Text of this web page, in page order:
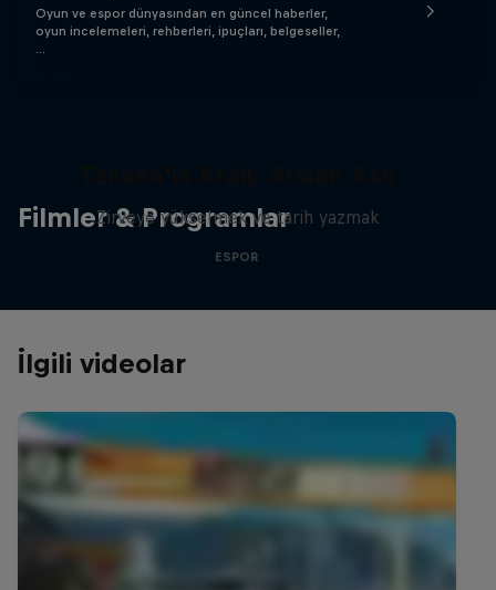
Oyun ve espor dünyasından en güncel haberler,
oyun incelemeleri, rehberleri, ipuçları, belgeseller,
Filmler & Programlar
Zirveye yükselmek ve tarih yazmak
ESPOR
İlgili videolar